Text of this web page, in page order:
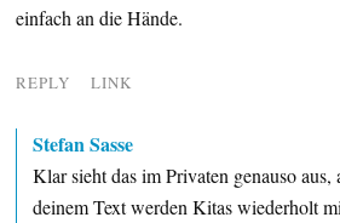
einfach an die Hände.
REPLY LINK
Stefan Sasse
Klar sieht das im Privaten genauso aus,
deinem Text werden Kitas wiederholt